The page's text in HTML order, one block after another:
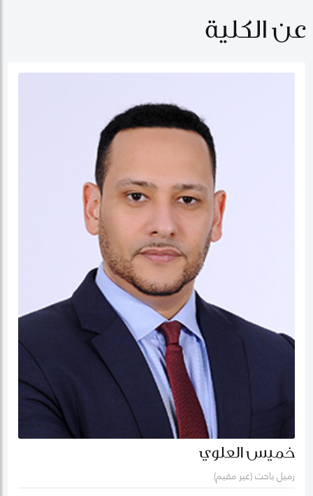
عن الكلية
خميس العلوي
زميل باحث (غير مقيم)